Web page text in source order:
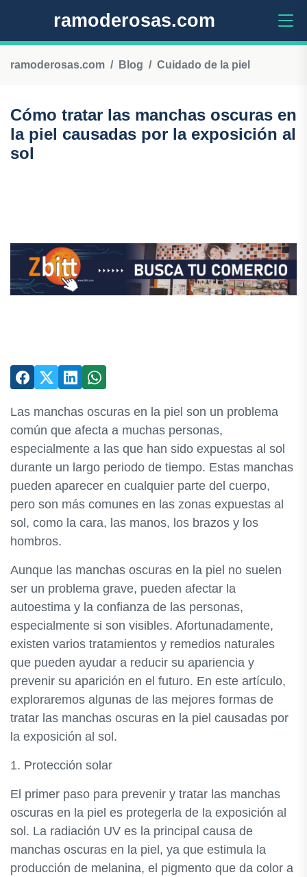
ramoderosas.com
ramoderosas.com Blog Cuidado de la piel
Cómo tratar las manchas oscuras en
la piel causadas por la exposición al
sol
Las manchas oscuras en la piel son un problema
común que afecta a muchas personas,
especialmente a las que han sido expuestas al sol
durante un largo periodo de tiempo. Estas manchas
pueden aparecer en cualquier parte del cuerpo,
pero son más comunes en las zonas expuestas al
sol, como la cara, las manos, los brazos y los
hombros.
Aunque las manchas oscuras en la piel no suelen
ser un problema grave, pueden afectar la
autoestima y la confianza de las personas,
especialmente si son visibles. Afortunadamente,
existen varios tratamientos y remedios naturales
que pueden ayudar a reducir su apariencia y
prevenir su aparición en el futuro. En este artículo,
exploraremos algunas de las mejores formas de
tratar las manchas oscuras en la piel causadas por
la exposición al sol.
1. Protección solar
El primer paso para prevenir y tratar las manchas
oscuras en la piel es protegerla de la exposición al
sol. La radiación UV es la principal causa de
manchas oscuras en la piel, ya que estimula la
producción de melanina, el pigmento que da color a